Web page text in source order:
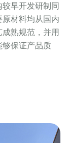
早开发研制同
材料均从国内
熟规范，并用
够保证产品质